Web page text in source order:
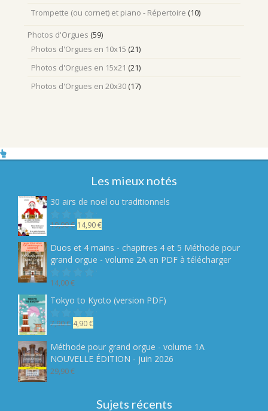
Trompette (ou cornet) et piano - Répertoire (10)
Photos d'Orgues (59)
Photos d'Orgues en 10x15 (21)
Photos d'Orgues en 15x21 (21)
Photos d'Orgues en 20x30 (17)
Les mieux notés
30 airs de noel ou traditionnels
Notesur
5
19,90€ Le
initial
était :
19,90 €.
14,90€Le
actuel
est :
Duos et 4 mains - chapitres 4 et 5 Méthode pour
grand orgue - volume 2A en PDF à télécharger
Note
5
14,00€
Tokyo to Kyoto (version PDF)
Notesur
5
7,90€ Le
initial
était :
7,90 €.
4,90€Le
actuel
est :
Méthode pour grand orgue - volume 1A
NOUVELLE ÉDITION - juin 2026
29,90€
Sujets récents